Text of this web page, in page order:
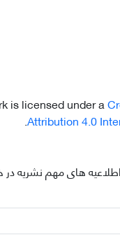
is licensed under a
Attribution 4.0
.
اطلاعیه های مهم نشریه